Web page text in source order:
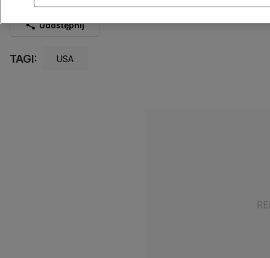
Źródło:Reuters
Udostępnij
TAGI: USA